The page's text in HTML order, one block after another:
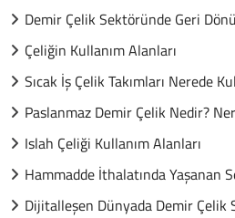
Demir Çelik Sektöründe Geri
Çeliğin Kullanım Alanları
Sıcak İş Çelik Takımları Nerede
Paslanmaz Demir Çelik Nedir?
Islah Çeliği Kullanım Alanları
Hammadde İthalatında Yaşanan
Dijitalleşen Dünyada Demir Çelik